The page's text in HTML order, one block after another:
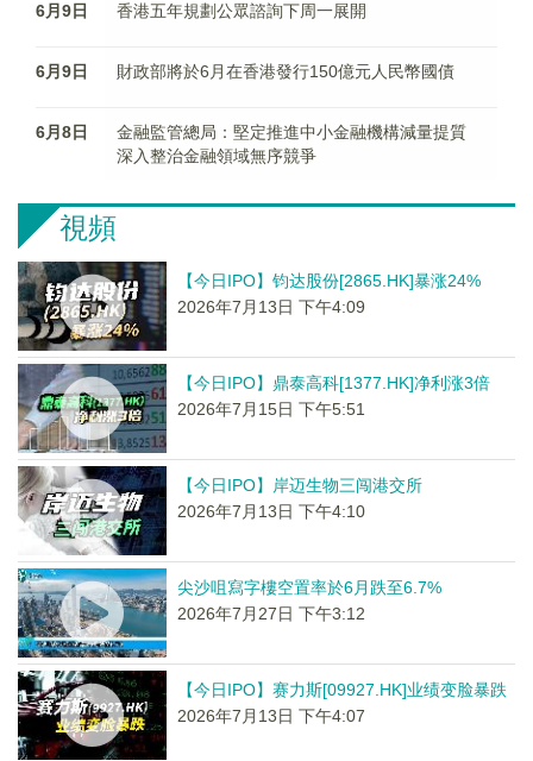
6月9日 香港五年規劃公眾諮詢下周一展開
6月9日 財政部將於6月在香港發行150億元人民幣國債
6月8日
金融監管總局：堅定推進中小金融機構減量提質
深入整治金融領域無序競爭
視頻
【今日IPO】钧达股份[2865.HK]暴涨24%
2026年7月13日 下午4:09
【今日IPO】鼎泰高科[1377.HK]净利涨3倍
2026年7月15日 下午5:51
【今日IPO】岸迈生物三闯港交所
2026年7月13日 下午4:10
尖沙咀寫字樓空置率於6月跌至6.7%
2026年7月27日 下午3:12
【今日IPO】赛力斯[09927.HK]业绩变脸暴跌
2026年7月13日 下午4:07